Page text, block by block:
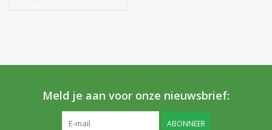
Meld je aan voor onze nieuwsbrief:
ABONNEER